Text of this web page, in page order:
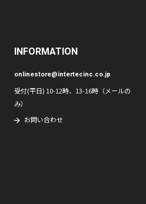
INFORMATION
onlinestore@intertecinc.co.jp
受付(平日) 10-12時、13-16時（メールの
み）
お問い合わせ